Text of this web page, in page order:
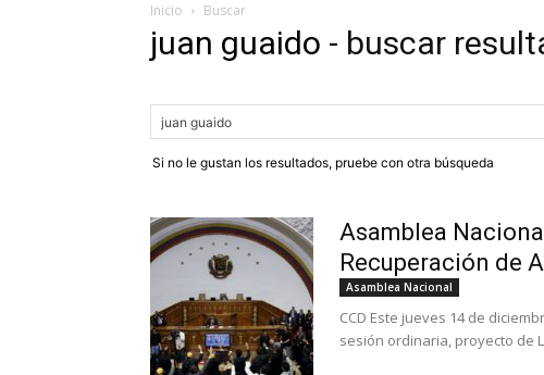
Inicio Buscar
juan guaido - buscar
Si no le gustan los resultados, pruebe con otra búsqueda
Asamblea
Recuperación de
Asamblea Nacional
CCD Este jueves 14 de
sesión ordinaria, proyecto de